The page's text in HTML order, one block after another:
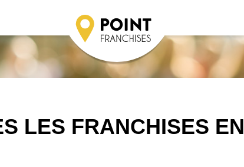
LES FRANCHISES EN